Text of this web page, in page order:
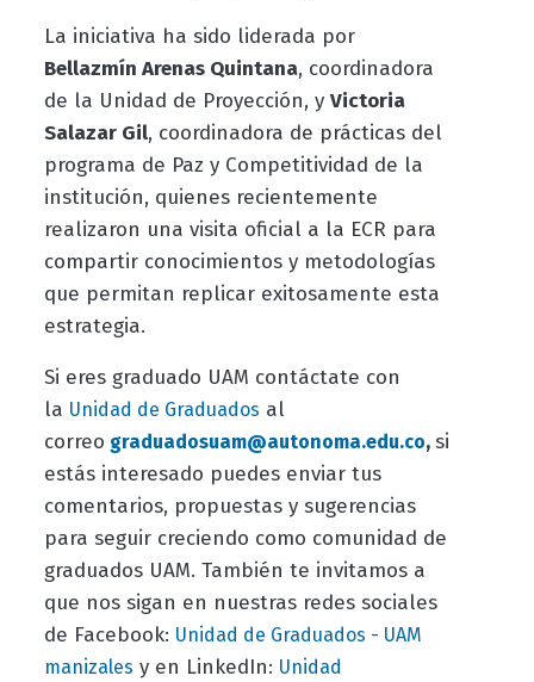
La iniciativa ha sido liderada por
Bellazmín Arenas Quintana, coordinadora
de la Unidad de Proyección, y Victoria
Salazar Gil, coordinadora de prácticas del
programa de Paz y Competitividad de la
institución, quienes recientemente
realizaron una visita oficial a la ECR para
compartir conocimientos y metodologías
que permitan replicar exitosamente esta
estrategia.
Si eres graduado UAM contáctate con
la Unidad de Graduados al
correo graduadosuam@autonoma.edu.co,si
estás interesado puedes enviar tus
comentarios, propuestas y sugerencias
para seguir creciendo como comunidad de
graduados UAM. También te invitamos a
que nos sigan en nuestras redes sociales
de Facebook: Unidad de Graduados - UAM
manizales y en LinkedIn: Unidad